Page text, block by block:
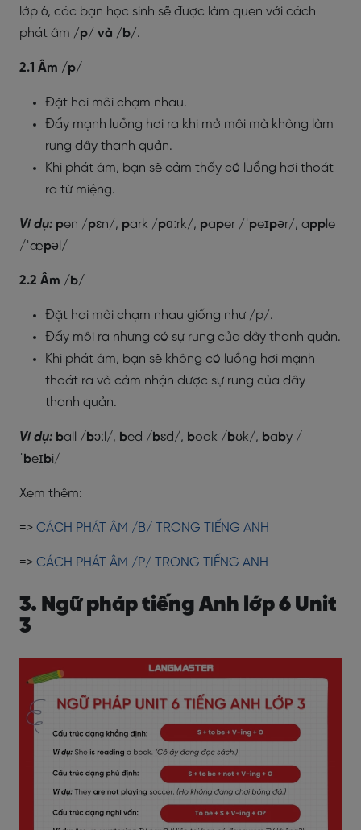
lớp 6, các bạn học sinh sẽ được làm quen với cách
phát âm /p/ và /b/.
2.1 Âm /p/
Đặt hai môi chạm nhau.
Đẩy mạnh luồng hơi ra khi mở môi mà không làm
rung dây thanh quản.
Khi phát âm, bạn sẽ cảm thấy có luồng hơi thoát
ra từ miệng.
Ví dụ: pen /pɛn/, park /pɑːrk/, paper /ˈpeɪpər/, apple
/ˈæpəl/
2.2 Âm /b/
Đặt hai môi chạm nhau giống như /p/.
Đẩy môi ra nhưng có sự rung của dây thanh quản.
Khi phát âm, bạn sẽ không có luồng hơi mạnh
thoát ra và cảm nhận được sự rung của dây
thanh quản.
Ví dụ: ball / bɔːl/, bed / bɛd/, book / bʊk/, ba by /
ˈ beɪ bi/
Xem thêm:
=> CÁCH PHÁT ÂM /B/ TRONG TIẾNG ANH
=> CÁCH PHÁT ÂM /P/ TRONG TIẾNG ANH
3. Ngữ pháp tiếng Anh lớp 6 Unit
3